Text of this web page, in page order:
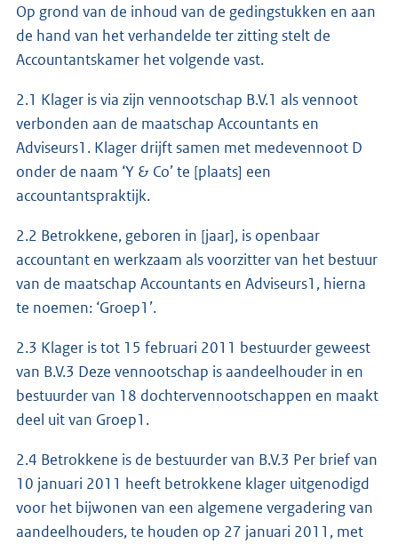
Op grond van de inhoud van de gedingstukken en aan
de hand van het verhandelde ter zitting stelt de
Accountantskamer het volgende vast.
2.1 Klager is via zijn vennootschap B.V.1 als vennoot
verbonden aan de maatschap Accountants en
Adviseurs1. Klager drijft samen met medevennoot D
onder de naam ‘Y & Co’ te [plaats] een
accountantspraktijk.
2.2 Betrokkene, geboren in [jaar], is openbaar
accountant en werkzaam als voorzitter van het bestuur
van de maatschap Accountants en Adviseurs1, hierna
te noemen: ‘Groep1’.
2.3 Klager is tot 15 februari 2011 bestuurder geweest
van B.V.3 Deze vennootschap is aandeelhouder in en
bestuurder van 18 dochtervennootschappen en maakt
deel uit van Groep1.
2.4 Betrokkene is de bestuurder van B.V.3 Per brief van
10 januari 2011 heeft betrokkene klager uitgenodigd
voor het bijwonen van een algemene vergadering van
aandeelhouders, te houden op 27 januari 2011, met